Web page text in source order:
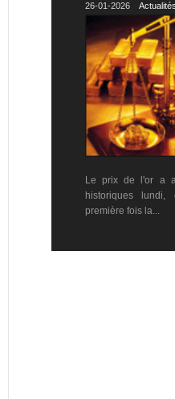
26-01-2026
Le prix de l'or a
historiques lundi,
première fois la...